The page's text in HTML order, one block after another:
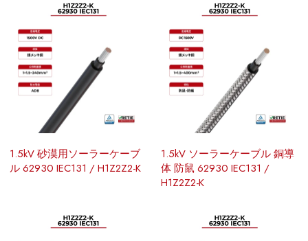
1.5kV 砂漠用ソーラーケーブ
ル 62930 IEC131 / H1Z2Z2-K
1.5kV ソーラーケーブル 銅導
体 防鼠 62930 IEC131 /
H1Z2Z2-K